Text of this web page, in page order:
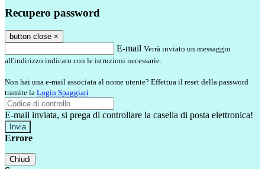
Recupero password
button close ×
E-mail Verrà inviato un messaggio
all'indirizzo indicato con le istruzioni necessarie.
Non hai una e-mail associata al nome utente? Effettua il reset della password
tramite la Login Spaggiari
E-mail inviata, si prega di controllare la casella di posta elettronica!
Errore
Chiudi